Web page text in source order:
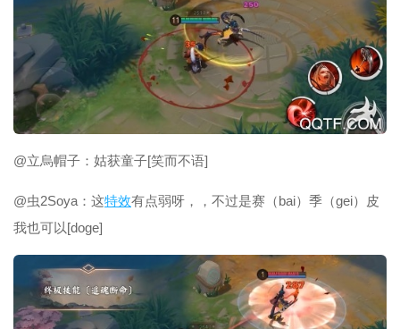
@立烏帽子：姑获童子[笑而不语]
@虫2Soya：这特效有点弱呀，，不过是赛（bai）季（gei）皮
我也可以[doge]